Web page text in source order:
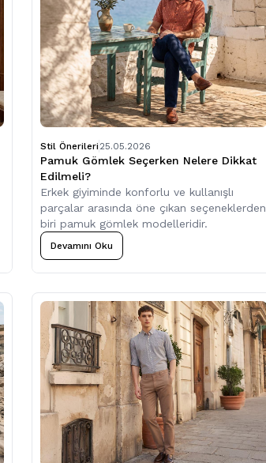
Stil Önerileri 25.05.2026
Pamuk Gömlek Seçerken Nelere Dikkat
Edilmeli?
Erkek giyiminde konforlu ve kullanışlı
parçalar arasında öne çıkan seçeneklerden
biri pamuk gömlek modelleridir.
Devamını Oku